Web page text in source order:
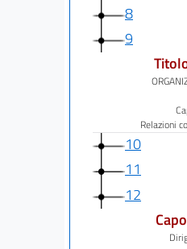
8
9
Relazioni
10
11
12